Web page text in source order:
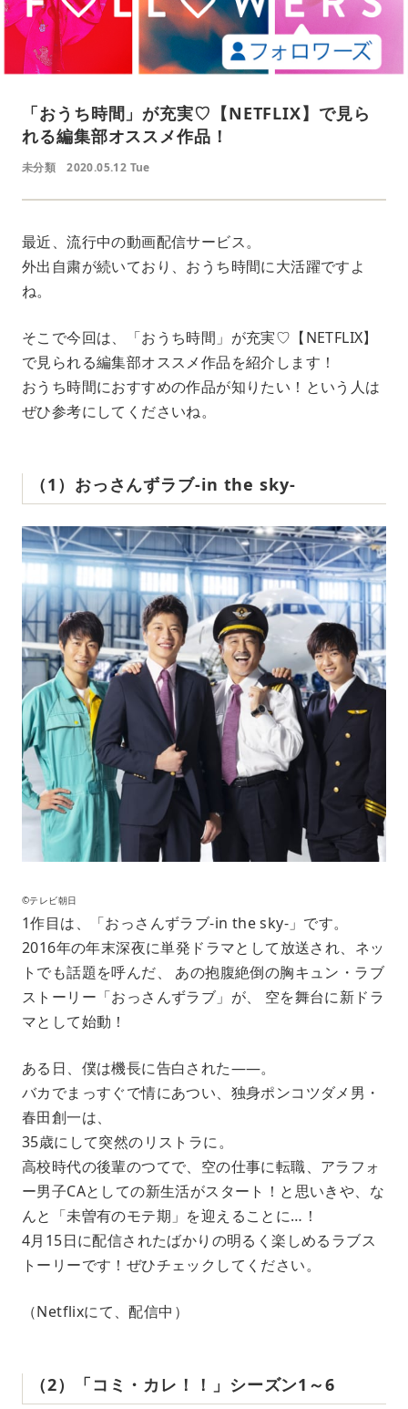
「おうち時間」が充実♡【NETFLIX】で見ら
れる編集部オススメ作品！
未分類 2020.05.12 Tue
最近、流行中の動画配信サービス。
外出自粛が続いており、おうち時間に大活躍ですよ
ね。
そこで今回は、「おうち時間」が充実♡【NETFLIX】
で見られる編集部オススメ作品を紹介します！
おうち時間におすすめの作品が知りたい！という人は
ぜひ参考にしてくださいね。
（1）おっさんずラブ-in the sky-
©テレビ朝日
1作目は、「おっさんずラブ-in the sky-」です。
2016年の年末深夜に単発ドラマとして放送され、ネッ
トでも話題を呼んだ、 あの抱腹絶倒の胸キュン・ラブ
ストーリー「おっさんずラブ」が、 空を舞台に新ドラ
マとして始動！
ある日、僕は機長に告白された――。
バカでまっすぐで情にあつい、独身ポンコツダメ男・
春田創一は、
35歳にして突然のリストラに。
高校時代の後輩のつてで、空の仕事に転職、アラフォ
ー男子CAとしての新生活がスタート！と思いきや、な
んと「未曽有のモテ期」を迎えることに…！
4月15日に配信されたばかりの明るく楽しめるラブス
トーリーです！ぜひチェックしてください。
（Netflixにて、配信中）
（2）「コミ・カレ！！」シーズン1～6